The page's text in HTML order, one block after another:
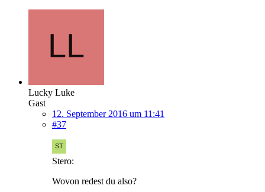
Lucky Luke
Gast
12. September 2016 um 11:41
#37
Stero:
Wovon redest du also?